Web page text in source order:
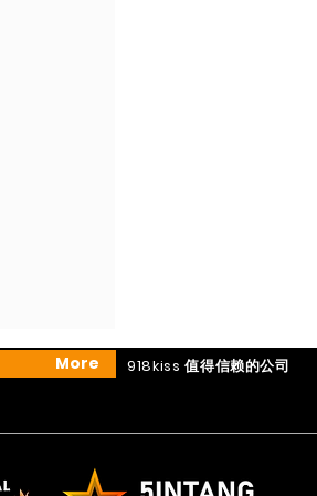
More 918kiss 值得信赖的公司